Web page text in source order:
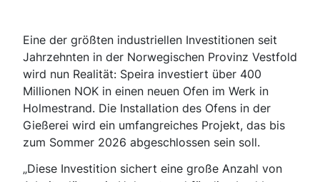
Eine der größten industriellen Investitionen seit
Jahrzehnten in der Norwegischen Provinz Vestfold
wird nun Realität: Speira investiert über 400
Millionen NOK in einen neuen Ofen im Werk in
Holmestrand. Die Installation des Ofens in der
Gießerei wird ein umfangreiches Projekt, das bis
zum Sommer 2026 abgeschlossen sein soll.
„Diese Investition sichert eine große Anzahl von